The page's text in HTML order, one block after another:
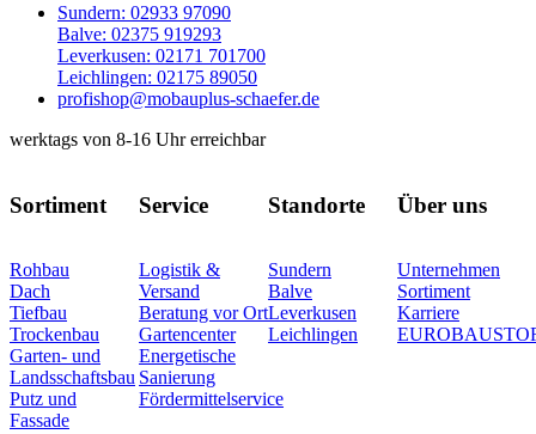
Sundern: 02933 97090
Balve: 02375 919293
Leverkusen: 02171 701700
Leichlingen: 02175 89050
profishop@mobauplus-schaefer.de
werktags von 8-16 Uhr erreichbar
Sortiment
Rohbau
Dach
Tiefbau
Trockenbau
Garten- und
Landsschaftsbau
Putz und
Fassade
Service
Logistik &
Versand
Beratung vor Ort
Gartencenter
Energetische
Sanierung
Fördermittelservice
Standorte
Sundern
Balve
Leverkusen
Leichlingen
Über uns
Unternehmen
Sortiment
Karriere